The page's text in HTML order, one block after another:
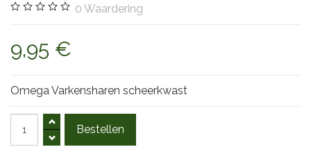
0 Waardering
9,95 €
Omega Varkensharen scheerkwast